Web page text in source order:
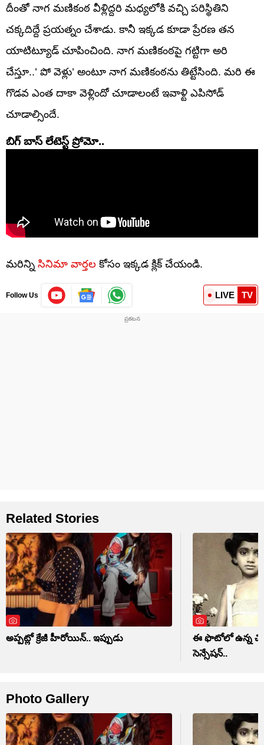
దీంతో నాగ మణికంఠ వీళ్లిద్దరి మధ్యలోకి వచ్చి పరిస్థితిని
చక్కదిద్దే ప్రయత్నం చేశాడు. కానీ ఇక్కడ కూడా ప్రేరణ తన
యాటిట్యూడ్ చూపించింది. నాగ మణికంఠపై గట్టిగా అరి
చేస్తూ..’ పో వెళ్లు’ అంటూ నాగ మణికంఠను తిట్టేసింది. మరి ఈ
గొడవ ఎంత దాకా వెళ్లిందో చూడాలంటే ఇవాళ్టి ఎపిసోడ్
చూడాల్సిందే.
బిగ్ బాస్ లేటెస్ట్ ప్రోమో..
మరిన్ని సినిమా వార్తల కోసం ఇక్కడ క్లిక్ చేయండి.
Follow Us LIVE TV
Related Stories
అప్పట్లో క్రేజీ హీరోయిన్.. ఇప్పుడు
ఈ ఫొటోలో ఉన్న
సెన్సేషన్..
Photo Gallery